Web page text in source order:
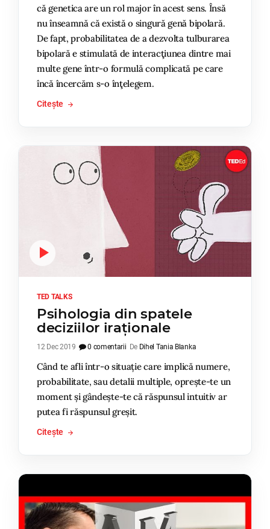
că genetica are un rol major în acest sens. Însă
nu înseamnă că există o singură genă bipolară.
De fapt, probabilitatea de a dezvolta tulburarea
bipolară e stimulată de interacţiunea dintre mai
multe gene într-o formulă complicată pe care
încă încercăm s-o înţelegem.
Citește
TED TALKS
Psihologia din spatele
deciziilor iraționale
12 Dec 2019 0 comentarii De Dihel Tania Blanka
Când te afli într-o situație care implică numere,
probabilitate, sau detalii multiple, oprește-te un
moment și gândește-te că răspunsul intuitiv ar
putea fi răspunsul greșit.
Citește